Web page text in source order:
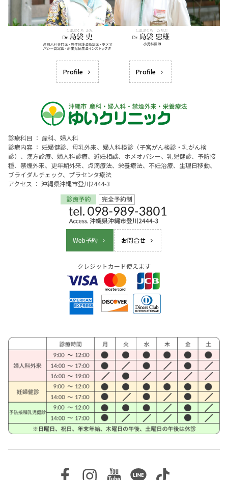
Profile Profile
診療科目 ： 産科、婦人科
診療内容 ： 妊婦健診、母乳外来、婦人科検診（子宮がん検診・乳がん検
診）、漢方診療、婦人科診療、避妊相談、ホメオパシー、乳児健診、予防接
種、禁煙外来、更年期外来、点滴療法、栄養療法、不妊治療、生理日移動、
ブライダルチェック、プラセンタ療法
アクセス ： 沖縄県沖縄市登川2444-3
Web予約 お問合せ
クレジットカード使えます
Facebook
Instagram
Youtube
LineTikTok